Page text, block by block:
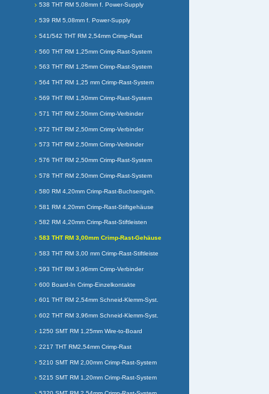
538 THT RM 5,08mm f. Power-Supply
539 RM 5,08mm f. Power-Supply
541/542 THT RM 2,54mm Crimp-Rast
560 THT RM 1,25mm Crimp-Rast-System
563 THT RM 1,25mm Crimp-Rast-System
564 THT RM 1,25 mm Crimp-Rast-System
569 THT RM 1,50mm Crimp-Rast-System
571 THT RM 2,50mm Crimp-Verbinder
572 THT RM 2,50mm Crimp-Verbinder
573 THT RM 2,50mm Crimp-Verbinder
576 THT RM 2,50mm Crimp-Rast-System
578 THT RM 2,50mm Crimp-Rast-System
580 RM 4,20mm Crimp-Rast-Buchsengeh.
581 RM 4,20mm Crimp-Rast-Stiftgehäuse
582 RM 4,20mm Crimp-Rast-Stiftleisten
583 THT RM 3,00mm Crimp-Rast-Gehäuse
583 THT RM 3,00 mm Crimp-Rast-Stiftleiste
593 THT RM 3,96mm Crimp-Verbinder
600 Board-In Crimp-Einzelkontakte
601 THT RM 2,54mm Schneid-Klemm-Syst.
602 THT RM 3,96mm Schneid-Klemm-Syst.
1250 SMT RM 1,25mm Wire-to-Board
2217 THT RM2,54mm Crimp-Rast
5210 SMT RM 2,00mm Crimp-Rast-System
5215 SMT RM 1,20mm Crimp-Rast-System